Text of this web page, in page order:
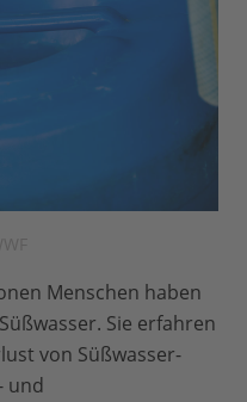
Menschen haben
Sie erfahren
von Süßwasser-
und